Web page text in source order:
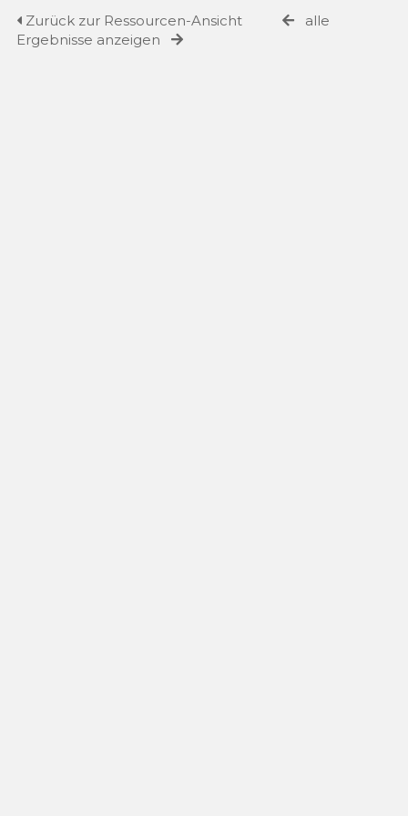
Zurück zur Ressourcen-Ansicht
alle
Ergebnisse anzeigen